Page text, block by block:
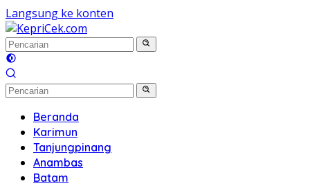
Langsung ke konten
Beranda
Karimun
Tanjungpinang
Anambas
Batam